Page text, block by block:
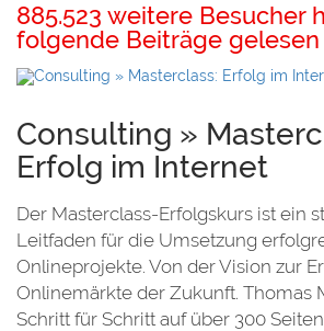
885.523 weitere Besucher
folgende Beiträge gelesen
Consulting »
Erfolg im Internet
Der Masterclass-Erfolgskurs ist ein
Leitfaden für die Umsetzung
Onlineprojekte. Von der Vision zur
Onlinemärkte der Zukunft. Thomas
Schritt für Schritt auf über 300